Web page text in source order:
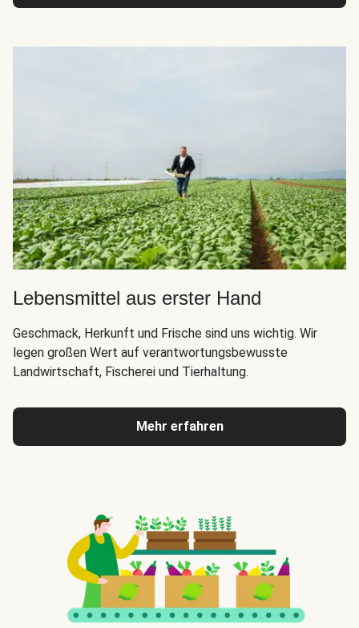
Lebensmittel aus erster Hand
Geschmack, Herkunft und Frische sind uns wichtig. Wir
legen großen Wert auf verantwortungsbewusste
Landwirtschaft, Fischerei und Tierhaltung.
Mehr erfahren